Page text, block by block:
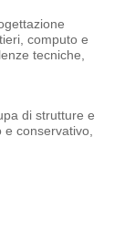
computo e
tecniche,
di strutture e
conservativo,